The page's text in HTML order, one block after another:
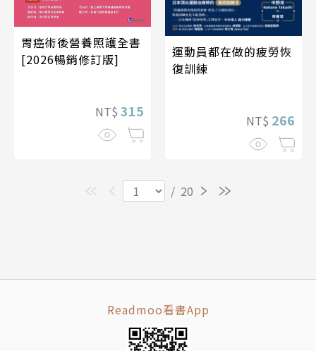
胃癌術後營養照護全書
[2026暢銷修訂版]
NT$ 315
運動員都在做的疲勞恢
復訓練
NT$ 266
/ 20
Readmoo看書App